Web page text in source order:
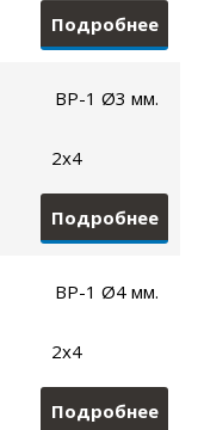
Подробнее
ВР-1 Ø3 мм.
2х4
Подробнее
ВР-1 Ø4 мм.
2х4
Подробнее